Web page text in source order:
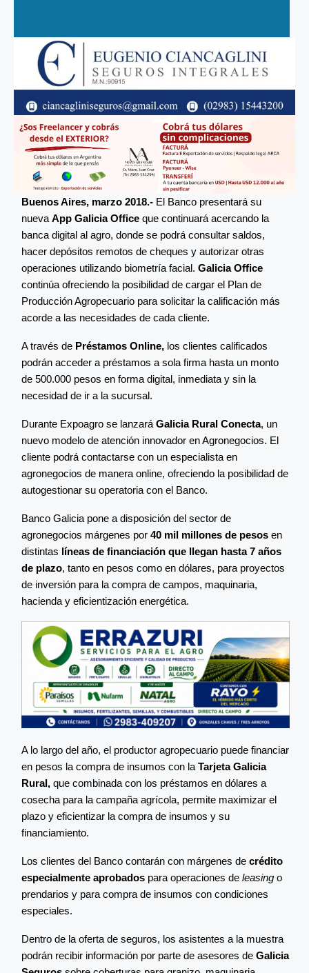
Buenos Aires, marzo 2018.- El Banco presentará su
nueva App Galicia Office que continuará acercando la
banca digital al agro, donde se podrá consultar saldos,
hacer depósitos remotos de cheques y autorizar otras
operaciones utilizando biometría facial. Galicia Office
continúa ofreciendo la posibilidad de cargar el Plan de
Producción Agropecuario para solicitar la calificación más
acorde a las necesidades de cada cliente.
A través de Préstamos Online, los clientes calificados
podrán acceder a préstamos a sola firma hasta un monto
de 500.000 pesos en forma digital, inmediata y sin la
necesidad de ir a la sucursal.
Durante Expoagro se lanzará Galicia Rural Conecta, un
nuevo modelo de atención innovador en Agronegocios. El
cliente podrá contactarse con un especialista en
agronegocios de manera online, ofreciendo la posibilidad de
autogestionar su operatoria con el Banco.
Banco Galicia pone a disposición del sector de
agronegocios márgenes por 40 mil millones de pesos en
distintas líneas de financiación que llegan hasta 7 años
de plazo, tanto en pesos como en dólares, para proyectos
de inversión para la compra de campos, maquinaria,
hacienda y eficientización energética.
A lo largo del año, el productor agropecuario puede financiar
en pesos la compra de insumos con la Tarjeta Galicia
Rural, que combinada con los préstamos en dólares a
cosecha para la campaña agrícola, permite maximizar el
plazo y eficientizar la compra de insumos y su
financiamiento.
Los clientes del Banco contarán con márgenes de crédito
especialmente aprobados para operaciones de leasing o
prendarios y para compra de insumos con condiciones
especiales.
Dentro de la oferta de seguros, los asistentes a la muestra
podrán recibir información por parte de asesores de Galicia